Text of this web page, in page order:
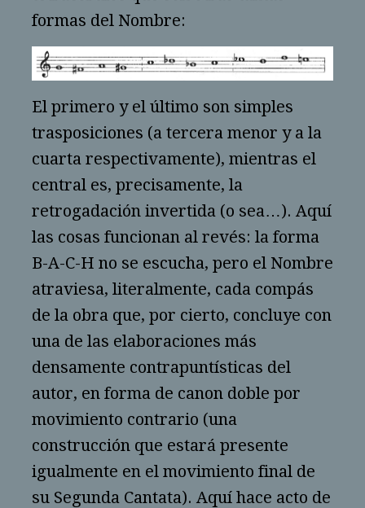
formas del Nombre:
El primero y el último son simples
trasposiciones (a tercera menor y a la
cuarta respectivamente), mientras el
central es, precisamente, la
retrogadación invertida (o sea…). Aquí
las cosas funcionan al revés: la forma
B-A-C-H no se escucha, pero el Nombre
atraviesa, literalmente, cada compás
de la obra que, por cierto, concluye con
una de las elaboraciones más
densamente contrapuntísticas del
autor, en forma de canon doble por
movimiento contrario (una
construcción que estará presente
igualmente en el movimiento final de
su Segunda Cantata). Aquí hace acto de